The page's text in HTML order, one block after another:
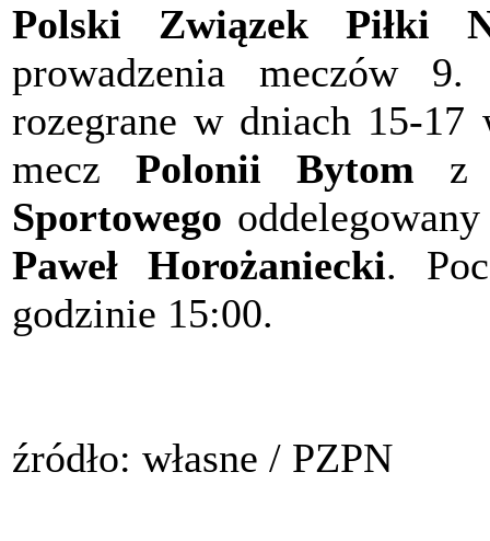
Polski Związek Piłki
prowadzenia meczów
rozegrane w dniach 15-
mecz Polonii Bytom
Sportowego
Paweł Horożaniecki.
godzinie 15:00.
źródło: własne / PZPN